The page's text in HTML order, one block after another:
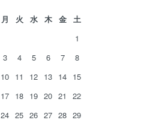
月 火 水 木 金
土
1
3 4 5 6 7
8
10 11 12 13 14 15
17 18 19 20 21
22
24 25 26 27 28 29